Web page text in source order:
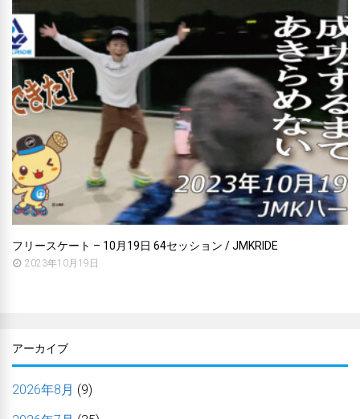
フリースケート – 10月19日 64セッション / JMKRIDE
2023年10月19日
アーカイブ
2026年8月 (9)